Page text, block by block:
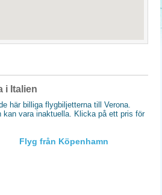
i Italien
här billiga flygbiljetterna till Verona.
kan vara inaktuella. Klicka på ett pris för
Flyg från Köpenhamn